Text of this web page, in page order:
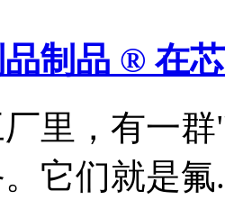
制品 ® 在
里，有一
它们就是氟